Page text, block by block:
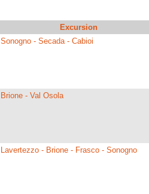
Excursion
Sonogno - Secada - Cabioi
Brione - Val Osola
Lavertezzo - Brione - Frasco - Sonogno